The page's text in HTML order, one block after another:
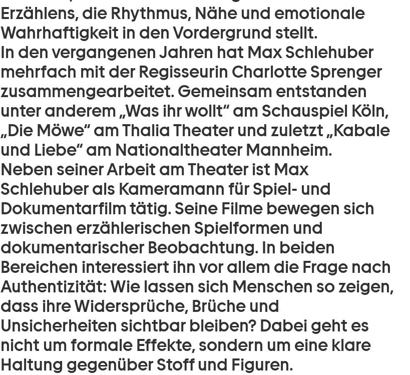
Erzählens, die Rhythmus, Nähe und emotionale
Wahrhaftigkeit in den Vordergrund stellt.
In den vergangenen Jahren hat Max Schlehuber
mehrfach mit der Regisseurin Charlotte Sprenger
zusammengearbeitet. Gemeinsam entstanden
unter anderem „Was ihr wollt“ am Schauspiel Köln,
„Die Möwe“ am Thalia Theater und zuletzt „Kabale
und Liebe“ am Nationaltheater Mannheim.
Neben seiner Arbeit am Theater ist Max
Schlehuber als Kameramann für Spiel- und
Dokumentarfilm tätig. Seine Filme bewegen sich
zwischen erzählerischen Spielformen und
dokumentarischer Beobachtung. In beiden
Bereichen interessiert ihn vor allem die Frage nach
Authentizität: Wie lassen sich Menschen so zeigen,
dass ihre Widersprüche, Brüche und
Unsicherheiten sichtbar bleiben? Dabei geht es
nicht um formale Effekte, sondern um eine klare
Haltung gegenüber Stoff und Figuren.